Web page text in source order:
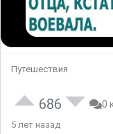
Путешествия
686 0
5 лет назад